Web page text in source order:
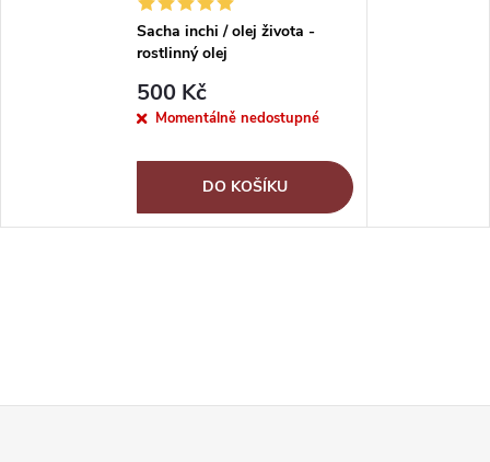
Sacha inchi / olej života -
rostlinný olej
500 Kč
Momentálně nedostupné
DO KOŠÍKU